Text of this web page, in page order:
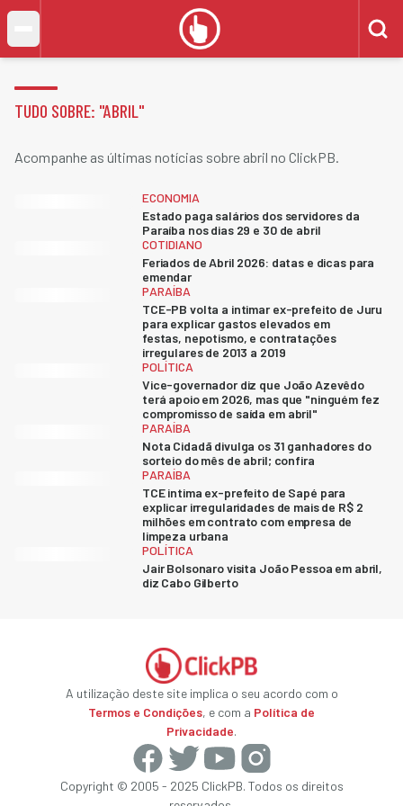
TUDO SOBRE: "ABRIL"
Acompanhe as últimas notícias sobre abril no ClickPB.
ECONOMIA
Estado paga salários dos servidores da
Paraíba nos dias 29 e 30 de abril
COTIDIANO
Feriados de Abril 2026: datas e dicas para
emendar
PARAÍBA
TCE-PB volta a intimar ex-prefeito de Juru
para explicar gastos elevados em
festas, nepotismo, e contratações
irregulares de 2013 a 2019
POLÍTICA
Vice-governador diz que João Azevêdo
terá apoio em 2026, mas que "ninguém fez
compromisso de saída em abril"
PARAÍBA
Nota Cidadã divulga os 31 ganhadores do
sorteio do mês de abril; confira
PARAÍBA
TCE intima ex-prefeito de Sapé para
explicar irregularidades de mais de R$ 2
milhões em contrato com empresa de
limpeza urbana
POLÍTICA
Jair Bolsonaro visita João Pessoa em abril,
diz Cabo Gilberto
A utilização deste site implica o seu acordo com o
Termos e Condições, e com a Política de
Privacidade.
Copyright © 2005 - 2025 ClickPB. Todos os direitos